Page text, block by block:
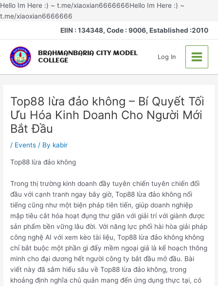
Hello Im Here :) ~ t.me/xiaoxian6666666Hello Im Here :) ~
t.me/xiaoxian6666666
Skip
content
EIIN : 134348, Code : 9006, Established :2010
BRAHMANBARIA CITY MODEL
COLLEGE
Log In
Main
Menu
Top88 lừa đảo không – Bí Quyết Tối
Ưu Hóa Kinh Doanh Cho Người Mới
Bắt Đầu
/ Events / By kabir
Top88 lừa đảo không
Trong thị trường kinh doanh đầy tuyên chiến tuyên chiến đối
đầu với cạnh tranh ngay bây giờ, Top88 lừa đảo không nổi
tiếng cũng như một biện pháp tiên tiến, giúp doanh nghiệp
mập tiêu cắt hóa hoạt đụng thư giãn với giải trí với giành được
sản phẩm bền vững lâu đời. Với năng lực phối hài hòa giải pháp
công nghệ AI với xem kèo tài liệu, Top88 lừa đảo không không
chỉ bắt buộc một phần gì đấy mềm ngoại giả là kế hoạch thông
minh cho đại dương hết người công ty bắt đầu mở đầu. Bài
viết này đã sắm hiểu sâu về Top88 lừa đảo không, trong
khoảng định nghĩa chủ quản mang đến ứng dụng thực tại, có